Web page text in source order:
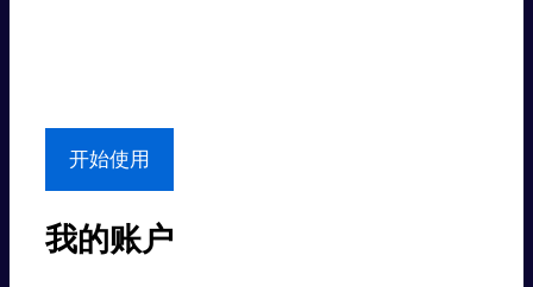
开始使用
我的账户